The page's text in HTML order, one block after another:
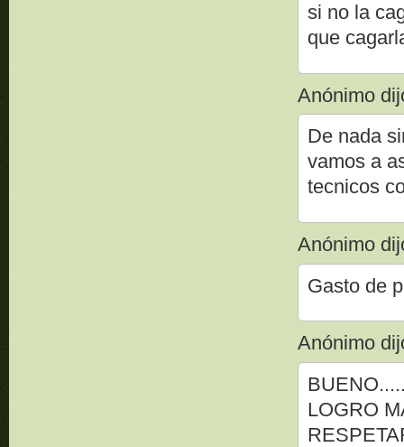
si no la
que
Anónimo
De nada
vamos a
tecnicos
Anónimo
Gasto de
Anónimo
LOGRO